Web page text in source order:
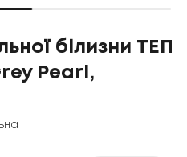
білизни ТЕП
Pearl,